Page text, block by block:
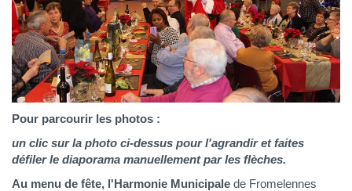
Pour parcourir les photos :
un clic sur la photo ci-dessus pour l'agrandir et faites
défiler le diaporama manuellement par les flèches.
Au menu de fête, l'Harmonie Municipale de Fromelennes